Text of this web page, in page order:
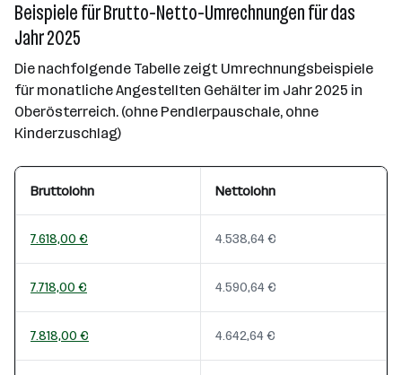
Beispiele für Brutto-Netto-Umrechnungen für das
Jahr 2025
Die nachfolgende Tabelle zeigt Umrechnungsbeispiele
für monatliche Angestellten Gehälter im Jahr 2025 in
Oberösterreich. (ohne Pendlerpauschale, ohne
Kinderzuschlag)
Bruttolohn Nettolohn
7.618,00 € 4.538,64 €
7.718,00 € 4.590,64 €
7.818,00 € 4.642,64 €